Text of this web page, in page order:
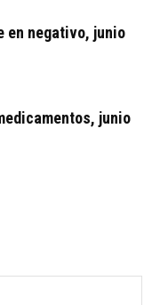
en negativo, junio
junio